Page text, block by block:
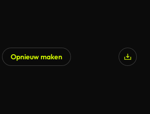
Opnieuw maken